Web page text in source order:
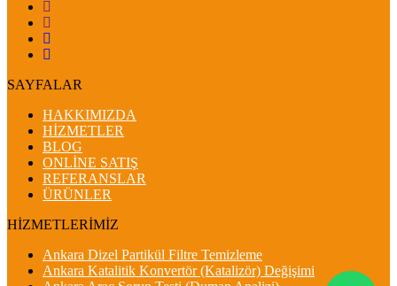
SAYFALAR
HAKKIMIZDA
HİZMETLER
BLOG
ONLİNE SATIŞ
REFERANSLAR
ÜRÜNLER
HİZMETLERİMİZ
Ankara Dizel Partikül Filtre Temizleme
Ankara Katalitik Konvertör (Katalizör) Değişimi